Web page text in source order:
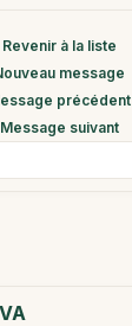
Revenir à la liste
message
précédent
Message suivant